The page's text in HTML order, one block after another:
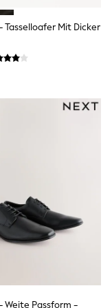
Tasselloafer Mit Dicker
Weite Passform -